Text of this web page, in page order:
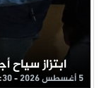
ابتزاز سياح
5 أغسطس 2026 - 19:30